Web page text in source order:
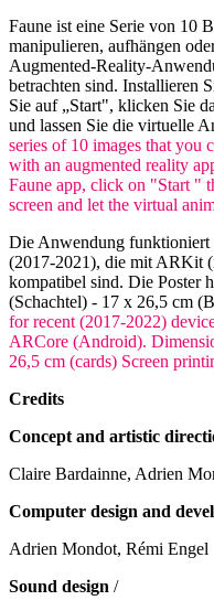
Faune ist eine Serie von 10
manipulieren, aufhängen
Augmented-Reality-
betrachten sind. Installieren
Sie auf „Start", klicken Sie
und lassen Sie die virtuelle
series of 10 images that you
with an augmented reality
Faune app, click on "Start "
screen and let the virtual
Die Anwendung funktioniert
(2017-2021), die mit ARKit
kompatibel sind. Die Poster
(Schachtel) - 17 x 26,5 cm
for recent (2017-2022)
ARCore (Android).
26,5 cm (cards) Screen
Credits
Concept and artistic
Claire Bardainne, Adrien
Computer design and
Adrien Mondot, Rémi Engel
Sound design /